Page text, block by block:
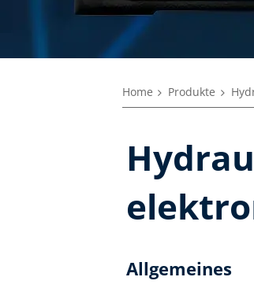
Home Produkte
Allgemeines